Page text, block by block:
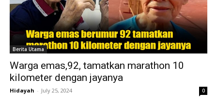
Berita Utama
Warga emas,92, tamatkan marathon 10
kilometer dengan jayanya
Hidayah - July 25, 2024 0